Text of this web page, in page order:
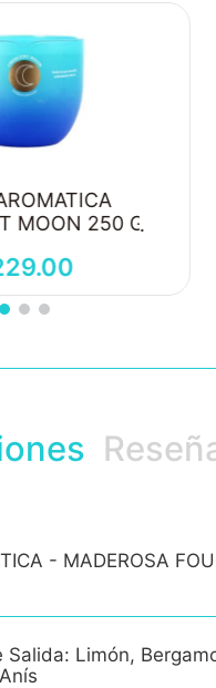
MOON 250 G
.00
- MADEROSA
Salida: Limón,